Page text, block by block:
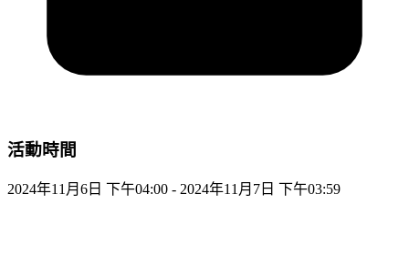
活動時間
2024年11月6日 下午04:00 - 2024年11月7日 下午03:59